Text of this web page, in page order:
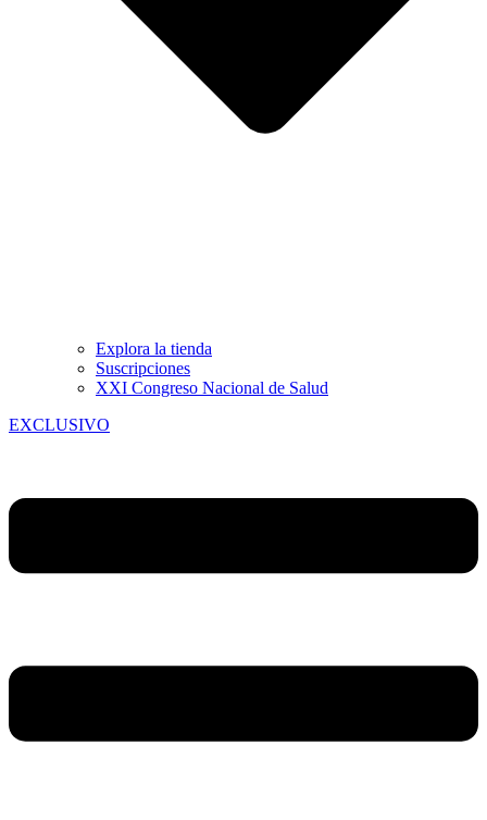
Explora la tienda
Suscripciones
XXI Congreso Nacional de Salud
EXCLUSIVO